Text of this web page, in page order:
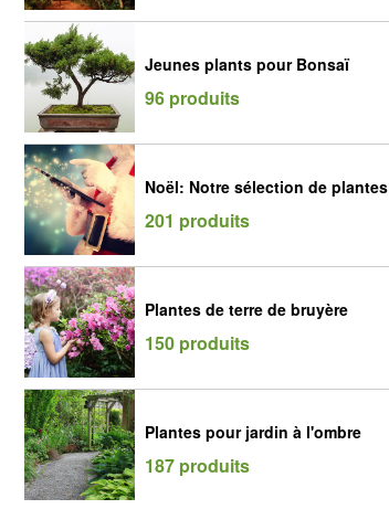
Jeunes plants pour Bonsaï
96 produits
Noël: Notre sélection de plantes
201 produits
Plantes de terre de bruyère
150 produits
Plantes pour jardin à l'ombre
187 produits